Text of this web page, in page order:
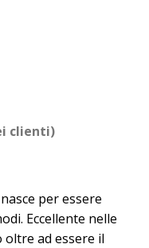
clienti)
nasce per essere
Eccellente nelle
ad essere il